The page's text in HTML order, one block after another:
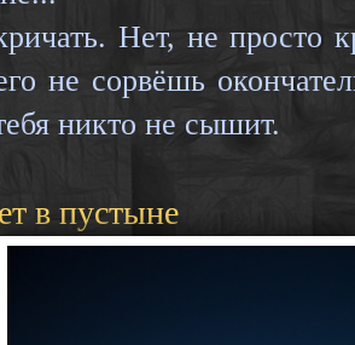
Нет, не просто
не сорвёшь
никто не сышит.
в пустыне